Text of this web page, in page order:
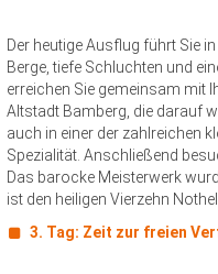
Der heutige Ausflug führt Sie
Berge, tiefe Schluchten und
erreichen Sie gemeinsam mit
Altstadt Bamberg, die darauf
auch in einer der zahlreichen
Spezialität. Anschließend
Das barocke Meisterwerk
ist den heiligen Vierzehn
3. Tag: Zeit zur freien